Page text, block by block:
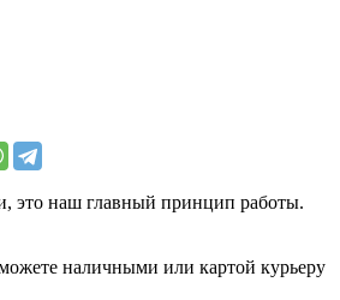
это наш главный принцип работы.
наличными или картой курьеру